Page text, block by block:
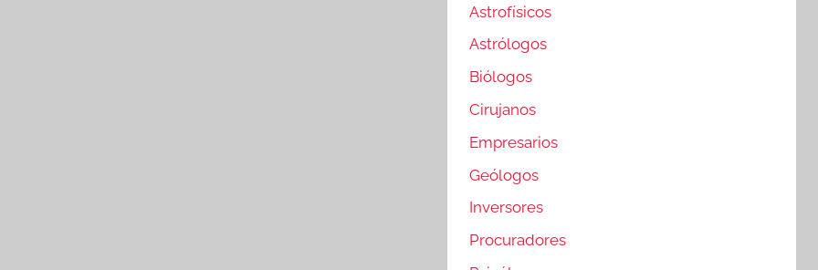
Astrofísicos
Astrólogos
Biólogos
Cirujanos
Empresarios
Geólogos
Inversores
Procuradores